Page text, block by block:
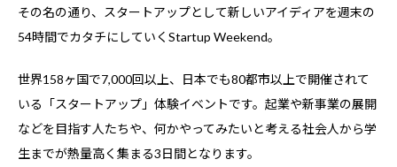
その名の通り、スタートアップとして新しいアイディアを週末の
54時間でカタチにしていくStartup Weekend。
世界158ヶ国で7,000回以上、日本でも80都市以上で開催されて
いる「スタートアップ」体験イベントです。起業や新事業の展開
などを目指す人たちや、何かやってみたいと考える社会人から学
生までが熱量高く集まる3日間となります。